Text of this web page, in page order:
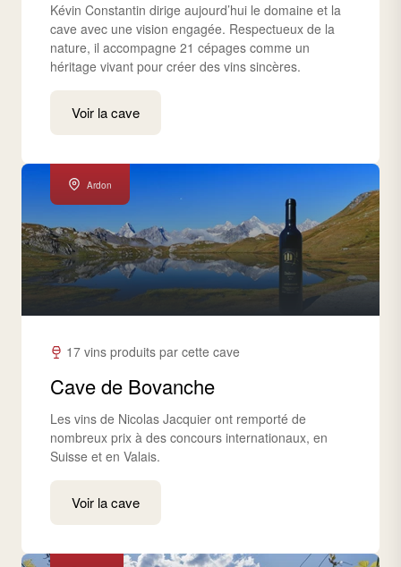
Kévin Constantin dirige aujourd’hui le domaine et la
cave avec une vision engagée. Respectueux de la
nature, il accompagne 21 cépages comme un
héritage vivant pour créer des vins sincères.
Voir la cave
Ardon
17 vins produits par cette cave
Cave de Bovanche
Les vins de Nicolas Jacquier ont remporté de
nombreux prix à des concours internationaux, en
Suisse et en Valais.
Voir la cave